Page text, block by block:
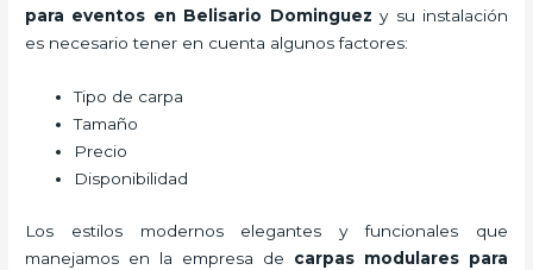
para eventos en Belisario Dominguez y su instalación
es necesario tener en cuenta algunos factores:
Tipo de carpa
Tamaño
Precio
Disponibilidad
Los estilos modernos elegantes y funcionales que
manejamos en la empresa de carpas modulares para